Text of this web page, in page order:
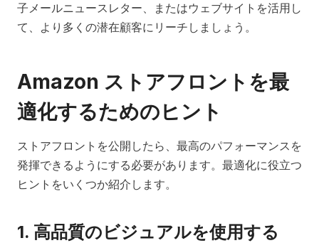
子メールニュースレター、またはウェブサイトを活用し
て、より多くの潜在顧客にリーチしましょう。
Amazon ストアフロントを最
適化するためのヒント
ストアフロントを公開したら、最高のパフォーマンスを
発揮できるようにする必要があります。最適化に役立つ
ヒントをいくつか紹介します。
1. 高品質のビジュアルを使用する